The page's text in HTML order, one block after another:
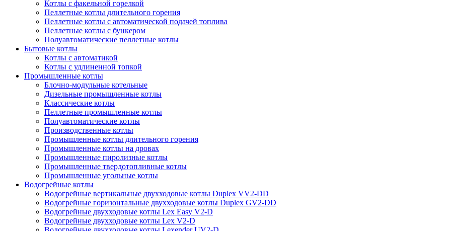
Котлы с факельной горелкой
Пеллетные котлы длительного горения
Пеллетные котлы с автоматической подачей топлива
Пеллетные котлы с бункером
Полуавтоматические пеллетные котлы
Бытовые котлы
Котлы с автоматикой
Котлы с удлиненной топкой
Промышленные котлы
Блочно-модульные котельные
Дизельные промышленные котлы
Классические котлы
Пеллетные промышленные котлы
Полуавтоматические котлы
Производственные котлы
Промышленные котлы длительного горения
Промышленные котлы на дровах
Промышленные пиролизные котлы
Промышленные твердотопливные котлы
Промышленные угольные котлы
Водогрейные котлы
Водогрейные вертикальные двухходовые котлы Duplex VV2-DD
Водогрейные горизонтальные двухходовые котлы Duplex GV2-DD
Водогрейные двухходовые котлы Lex Easy V2-D
Водогрейные двухходовые котлы Lex V2-D